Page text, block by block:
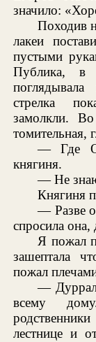
значило:
Походив
лакеи
пустыми
Публика, в
стрелка
замолкли.
томительная,
— Где
княгиня.
— Не
Княгиня
— Разве
спросила она,
Я пожал
зашептала
пожал
—
всему
лестнице и